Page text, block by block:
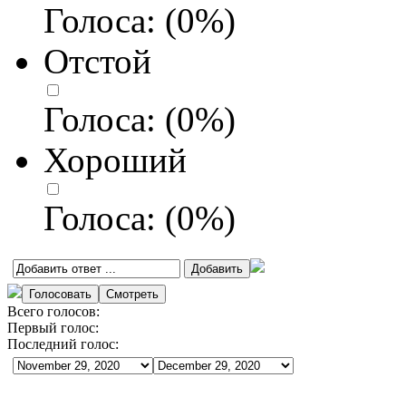
Голоса: (0%)
Отстой
Голоса: (0%)
Хороший
Голоса: (0%)
Всего голосов:
Первый голос:
Последний голос: